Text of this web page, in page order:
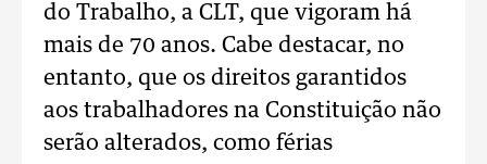
do Trabalho, a CLT, que vigoram há
mais de 70 anos. Cabe destacar, no
entanto, que os direitos garantidos
aos trabalhadores na Constituição não
serão alterados, como férias